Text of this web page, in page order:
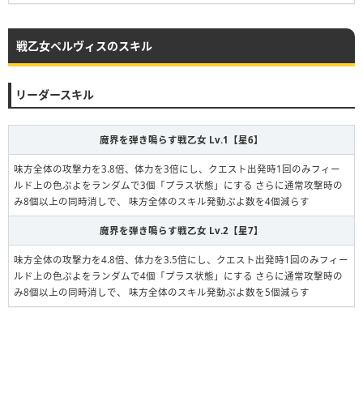
戦乙女ペルヴィスのスキル
リーダースキル
魔界を弾き鳴らす戦乙女 Lv.1【星6】
味方全体の攻撃力を3.8倍、体力を3倍にし、クエスト出発時1回のみフィー
ルド上の色ぷよをランダムで3個「プラス状態」にする さらに通常攻撃時の
み8個以上の同時消しで、 味方全体のスキル発動ぷよ数を4個減らす
魔界を弾き鳴らす戦乙女 Lv.2【星7】
味方全体の攻撃力を4.8倍、体力を3.5倍にし、クエスト出発時1回のみフィー
ルド上の色ぷよをランダムで4個「プラス状態」にする さらに通常攻撃時の
み8個以上の同時消しで、 味方全体のスキル発動ぷよ数を5個減らす